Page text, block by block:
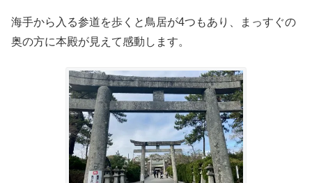
海手から入る参道を歩くと鳥居が4つもあり、まっすぐの
奥の方に本殿が見えて感動します。